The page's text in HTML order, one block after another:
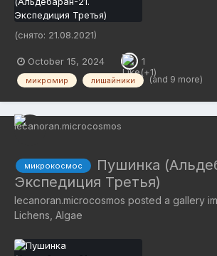
(снято: 21.08.2021)
October 15, 2024 1
микромир лишайники (and 9 more)
микрокосмос
Пушинка
Экспедиция Третья)
lecanoran.microcosmos posted a gallery
Lichens, Algae